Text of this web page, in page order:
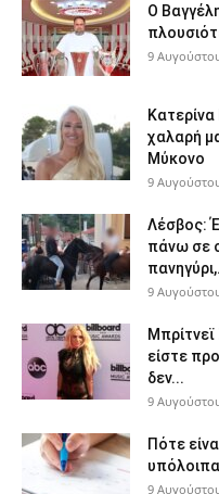
Ο
9
χαλαρή
Μύκονο
9
Λέσβος:
πάνω σε
9
είστε
δεν...
9
Πότε
9